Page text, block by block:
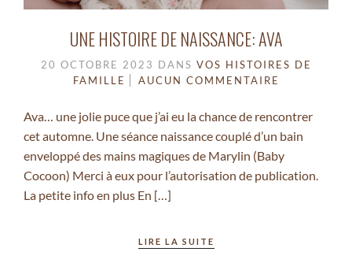
UNE HISTOIRE DE NAISSANCE: AVA
20 OCTOBRE 2023 DANS VOS HISTOIRES DE
FAMILLE
AUCUN COMMENTAIRE
Ava… une jolie puce que j’ai eu la chance de rencontrer
cet automne. Une séance naissance couplé d’un bain
enveloppé des mains magiques de Marylin (Baby
Cocoon) Merci à eux pour l’autorisation de publication.
La petite info en plus En […]
LIRE LA SUITE